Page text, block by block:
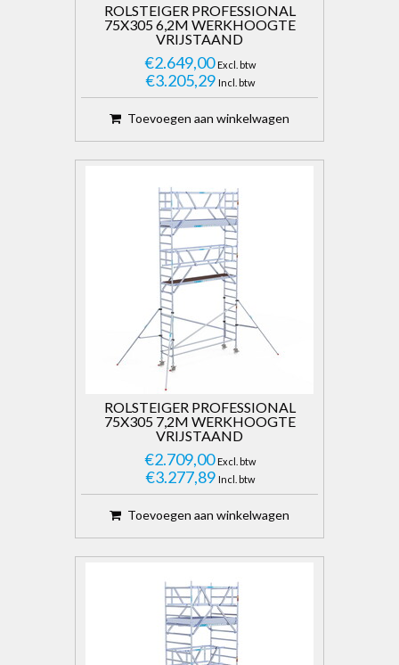
ROLSTEIGER PROFESSIONAL
75X305 6,2M WERKHOOGTE
VRIJSTAAND
€2.649,00 Excl. btw
€3.205,29 Incl. btw
Toevoegen aan winkelwagen
ROLSTEIGER PROFESSIONAL
75X305 7,2M WERKHOOGTE
VRIJSTAAND
€2.709,00 Excl. btw
€3.277,89 Incl. btw
Toevoegen aan winkelwagen